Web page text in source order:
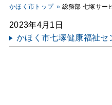
かほく市トップ 総務部 七塚サー
2023年4月1日
かほく市七塚健康福祉セ